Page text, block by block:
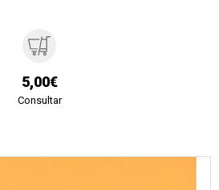
5,00€
Consultar